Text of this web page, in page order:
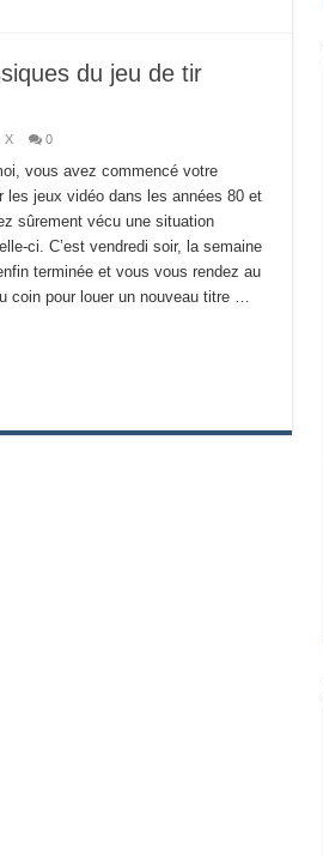
du jeu de tir
X 0
vous avez commencé votre
les jeux vidéo dans les années 80 et
sûrement vécu une situation
ci. C’est vendredi soir, la semaine
terminée et vous vous rendez au
coin pour louer un nouveau titre …